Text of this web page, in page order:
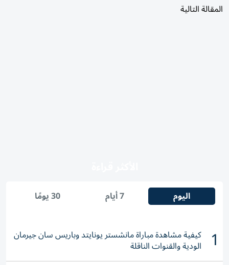
المقالة التالية
اليوم 7 أيام 30 يومًا
1 كيفية مشاهدة مباراة مانشستر يونايتد وباريس سان جيرمان
الودية والقنوات الناقلة